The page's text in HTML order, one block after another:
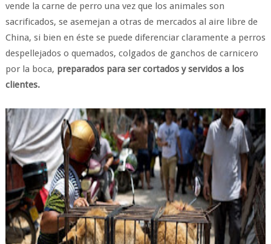
vende la carne de perro una vez que los animales son
sacrificados, se asemejan a otras de mercados al aire libre de
China, si bien en éste se puede diferenciar claramente a perros
despellejados o quemados, colgados de ganchos de carnicero
por la boca, preparados para ser cortados y servidos a los
clientes.